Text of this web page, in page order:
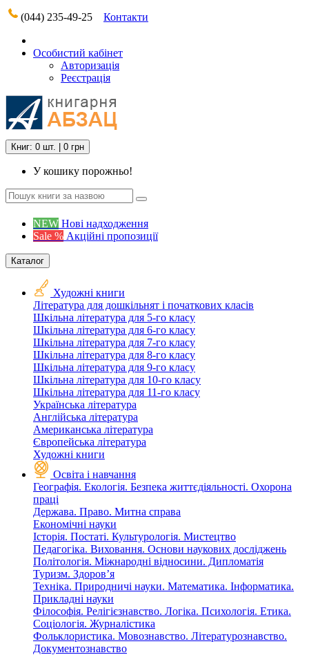
(044) 235-49-25 Контакти
Особистий кабінет
Авторизація
Реєстрація
Книг: 0 шт. | 0 грн
У кошику порожньо!
NEW Нові надходження
Sale % Акційні пропозиції
Каталог
Художні книги
Література для дошкільнят і початкових класів
Шкільна література для 5-го класу
Шкільна література для 6-го класу
Шкільна література для 7-го класу
Шкільна література для 8-го класу
Шкільна література для 9-го класу
Шкільна література для 10-го класу
Шкільна література для 11-го класу
Українська література
Англійська література
Американська література
Європейська література
Художні книги
Освіта і навчання
Географія. Екологія. Безпека життєдіяльності. Охорона
праці
Держава. Право. Митна справа
Економічні науки
Історія. Постаті. Культурологія. Мистецтво
Педагогіка. Виховання. Основи наукових досліджень
Політологія. Міжнародні відносини. Дипломатія
Туризм. Здоров’я
Техніка. Природничі науки. Математика. Інформатика.
Прикладні науки
Філософія. Релігієзнавство. Логіка. Психологія. Етика.
Соціологія. Журналістика
Фольклористика. Мовознавство. Літературознавство.
Документознавство